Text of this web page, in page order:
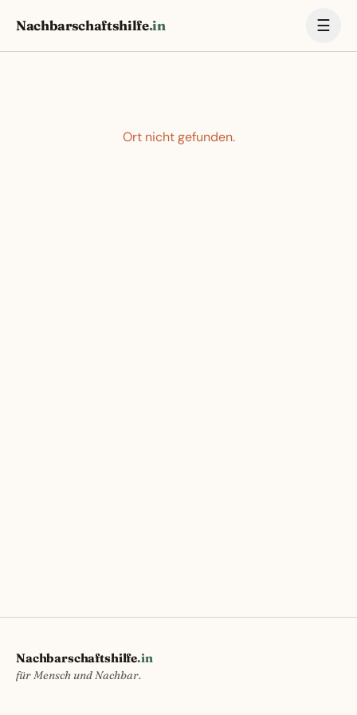
Nachbarschaftshilfe.in ☰
Ort nicht gefunden.
Nachbarschaftshilfe.in
für Mensch und Nachbar.